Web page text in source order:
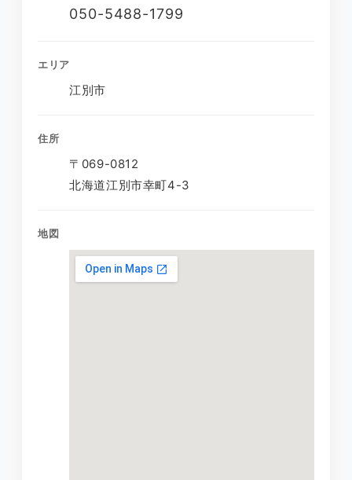
050-5488-1799
エリア
江別市
住所
〒069-0812
北海道江別市幸町4-3
地図